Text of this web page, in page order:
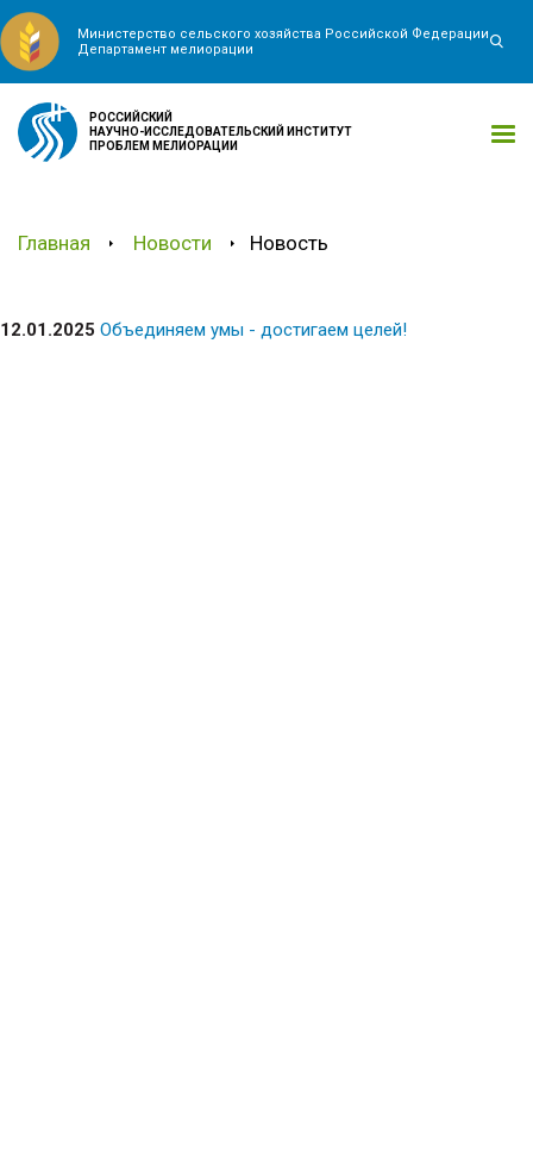
Министерство сельского хозяйства Российской Федерации
Департамент мелиорации
РОССИЙСКИЙ
НАУЧНО-ИССЛЕДОВАТЕЛЬСКИЙ ИНСТИТУТ
ПРОБЛЕМ МЕЛИОРАЦИИ
Главная Новости Новость
12.01.2025 Объединяем умы - достигаем целей!